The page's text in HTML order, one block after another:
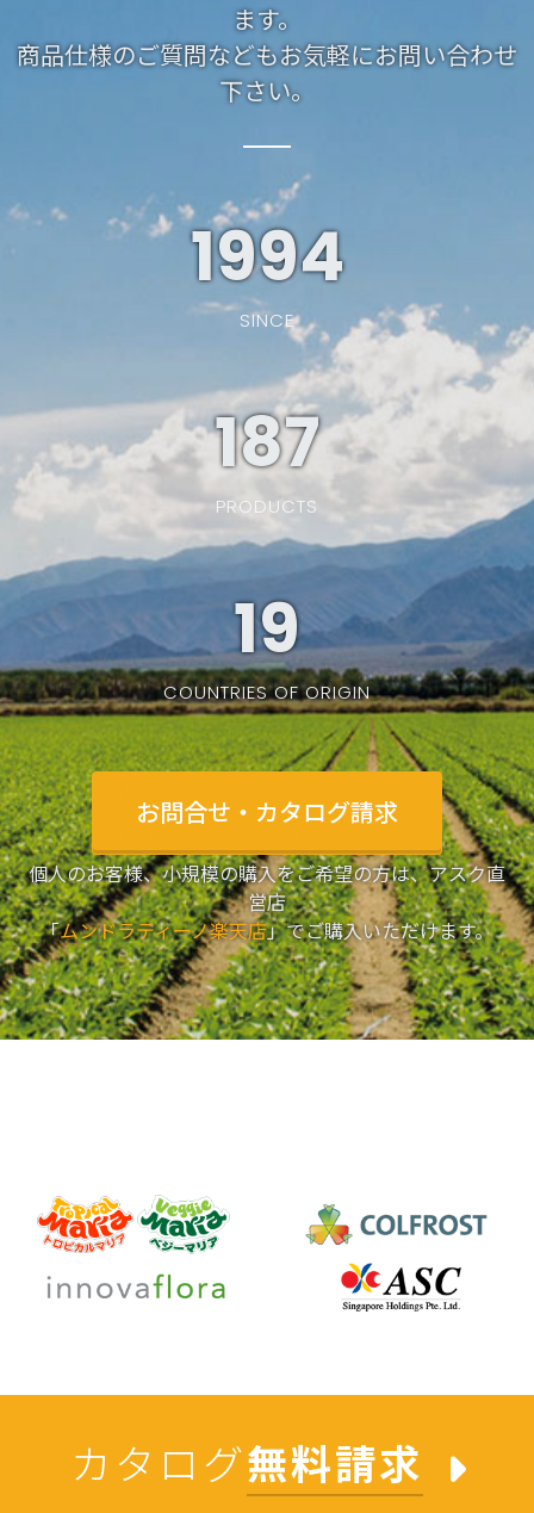
ます。
商品仕様のご質問などもお気軽にお問い合わせ
下さい。
1994
SINCE
187
PRODUCTS
19
COUNTRIES OF ORIGIN
お問合せ・カタログ請求
個人のお客様、小規模の購入をご希望の方は、アスク直
営店
「ムンドラティーノ楽天店」でご購入いただけます。
カタログ無料請求